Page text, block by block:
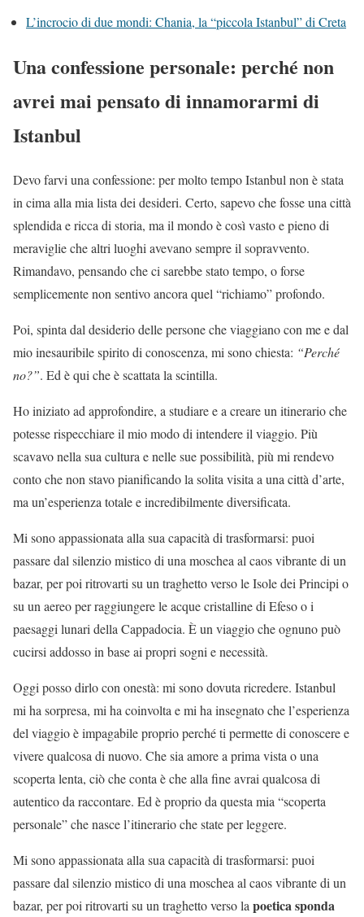
L’incrocio di due mondi: Chania, la “piccola Istanbul” di Creta
Una confessione personale: perché non
avrei mai pensato di innamorarmi di
Istanbul
Devo farvi una confessione: per molto tempo Istanbul non è stata
in cima alla mia lista dei desideri. Certo, sapevo che fosse una città
splendida e ricca di storia, ma il mondo è così vasto e pieno di
meraviglie che altri luoghi avevano sempre il sopravvento.
Rimandavo, pensando che ci sarebbe stato tempo, o forse
semplicemente non sentivo ancora quel “richiamo” profondo.
Poi, spinta dal desiderio delle persone che viaggiano con me e dal
mio inesauribile spirito di conoscenza, mi sono chiesta: “Perché
no?”. Ed è qui che è scattata la scintilla.
Ho iniziato ad approfondire, a studiare e a creare un itinerario che
potesse rispecchiare il mio modo di intendere il viaggio. Più
scavavo nella sua cultura e nelle sue possibilità, più mi rendevo
conto che non stavo pianificando la solita visita a una città d’arte,
ma un’esperienza totale e incredibilmente diversificata.
Mi sono appassionata alla sua capacità di trasformarsi: puoi
passare dal silenzio mistico di una moschea al caos vibrante di un
bazar, per poi ritrovarti su un traghetto verso le Isole dei Principi o
su un aereo per raggiungere le acque cristalline di Efeso o i
paesaggi lunari della Cappadocia. È un viaggio che ognuno può
cucirsi addosso in base ai propri sogni e necessità.
Oggi posso dirlo con onestà: mi sono dovuta ricredere. Istanbul
mi ha sorpresa, mi ha coinvolta e mi ha insegnato che l’esperienza
del viaggio è impagabile proprio perché ti permette di conoscere e
vivere qualcosa di nuovo. Che sia amore a prima vista o una
scoperta lenta, ciò che conta è che alla fine avrai qualcosa di
autentico da raccontare. Ed è proprio da questa mia “scoperta
personale” che nasce l’itinerario che state per leggere.
Mi sono appassionata alla sua capacità di trasformarsi: puoi
passare dal silenzio mistico di una moschea al caos vibrante di un
bazar, per poi ritrovarti su un traghetto verso la poetica sponda